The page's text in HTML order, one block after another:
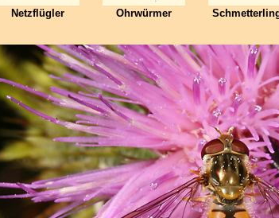
Netzflügler Ohrwürmer